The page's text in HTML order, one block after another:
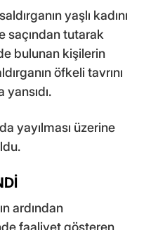
yaşlı kadını
saçından tutarak
bulunan kişilerin
öfkeli tavrını
yayılması üzerine
ardından